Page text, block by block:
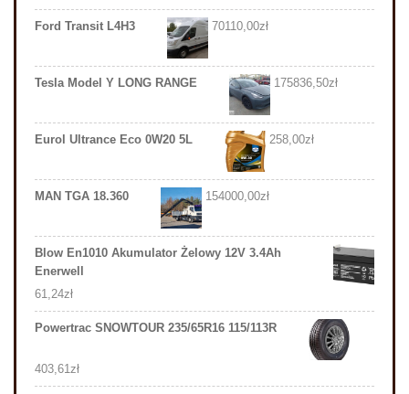
Ford Transit L4H3 70110,00zł
Tesla Model Y LONG RANGE 175836,50zł
Eurol Ultrance Eco 0W20 5L 258,00zł
MAN TGA 18.360 154000,00zł
Blow En1010 Akumulator Żelowy 12V 3.4Ah
Enerwell
61,24zł
Powertrac SNOWTOUR 235/65R16 115/113R
403,61zł